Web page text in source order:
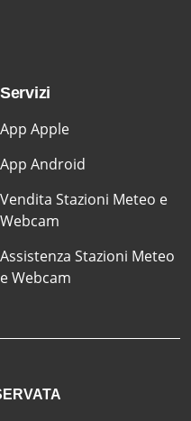
Servizi
App Apple
App Android
Vendita Stazioni Meteo e
Webcam
Assistenza Stazioni Meteo
e Webcam